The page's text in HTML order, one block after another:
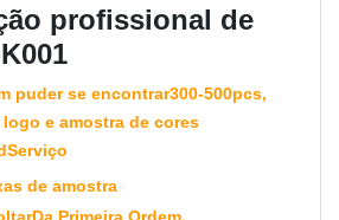
profissional de
puder se encontrar300-500pcs,
e amostra de cores
Serviço
de amostra
Da Primeira Ordem.